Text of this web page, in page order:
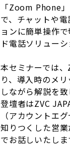
「Zoom Phone
で、チャットや
ョンに簡単操作
ド電話ソリューシ
本セミナーでは
り、導入時のメ
しながら解説を致
登壇者はZVC
（アカウントエ
知りつくした営
でお話しいたしま